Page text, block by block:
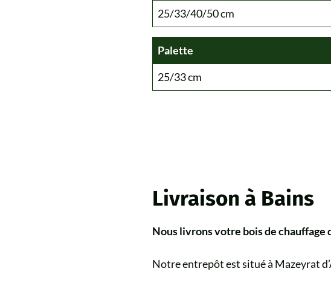
25/33/40/50 cm
Palette
25/33 cm
Livraison à Bains
Nous livrons votre bois de
Notre entrepôt est situé à Mazeyrat